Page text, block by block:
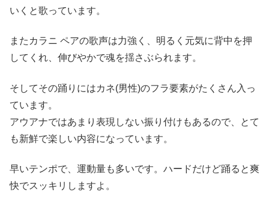
いくと歌っています。
またカラニ ペアの歌声は力強く、明るく元気に背中を押
してくれ、伸びやかで魂を揺さぶられます。
そしてその踊りにはカネ(男性)のフラ要素がたくさん入っ
ています。
アウアナではあまり表現しない振り付けもあるので、とて
も新鮮で楽しい内容になっています。
早いテンポで、運動量も多いです。ハードだけど踊ると爽
快でスッキリしますよ。